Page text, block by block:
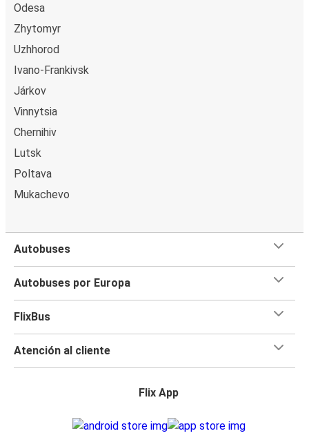
Odesa
Zhytomyr
Uzhhorod
Ivano-Frankivsk
Járkov
Vinnytsia
Chernihiv
Lutsk
Poltava
Mukachevo
Autobuses
Autobuses por Europa
FlixBus
Atención al cliente
Flix App